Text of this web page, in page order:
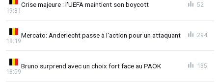
Crise majeure : l'UEFA maintient son boycott
19:31
52
Mercato: Anderlecht passe à l'action pour un attaquant
19:19
294
Bruno surprend avec un choix fort face au PAOK
18:59
135